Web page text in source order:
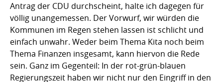
Antrag der CDU durchscheint, halte ich dagegen für
völlig unangemessen. Der Vorwurf, wir würden die
Kommunen im Regen stehen lassen ist schlicht und
einfach unwahr. Weder beim Thema Kita noch beim
Thema Finanzen insgesamt, kann hiervon die Rede
sein. Ganz im Gegenteil: In der rot-grün-blauen
Regierungszeit haben wir nicht nur den Eingriff in den